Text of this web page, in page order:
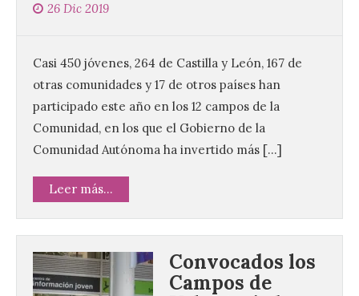
26 Dic 2019
Casi 450 jóvenes, 264 de Castilla y León, 167 de
otras comunidades y 17 de otros países han
participado este año en los 12 campos de la
Comunidad, en los que el Gobierno de la
Comunidad Autónoma ha invertido más […]
Leer más...
Convocados los
Campos de